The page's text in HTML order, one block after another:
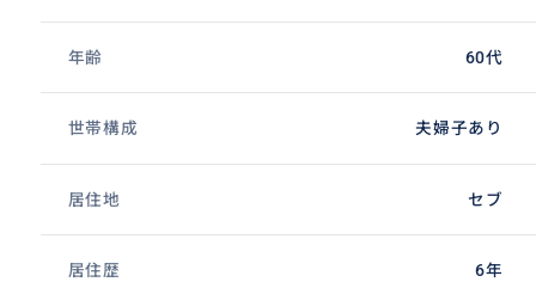
年齢 60代
世帯構成 夫婦子あり
居住地 セブ
居住歴 6年